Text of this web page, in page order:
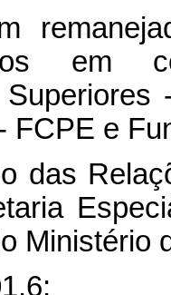
em
FCPE e
das
Ministério